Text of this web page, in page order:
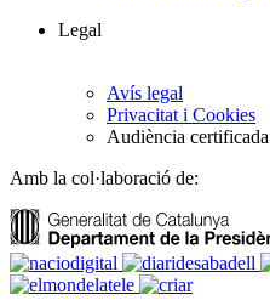
Legal
Avís legal
Privacitat i Cookies
Audiència
Amb la col·laboració de: